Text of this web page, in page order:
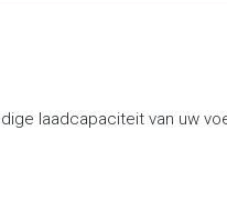
laadcapaciteit van uw